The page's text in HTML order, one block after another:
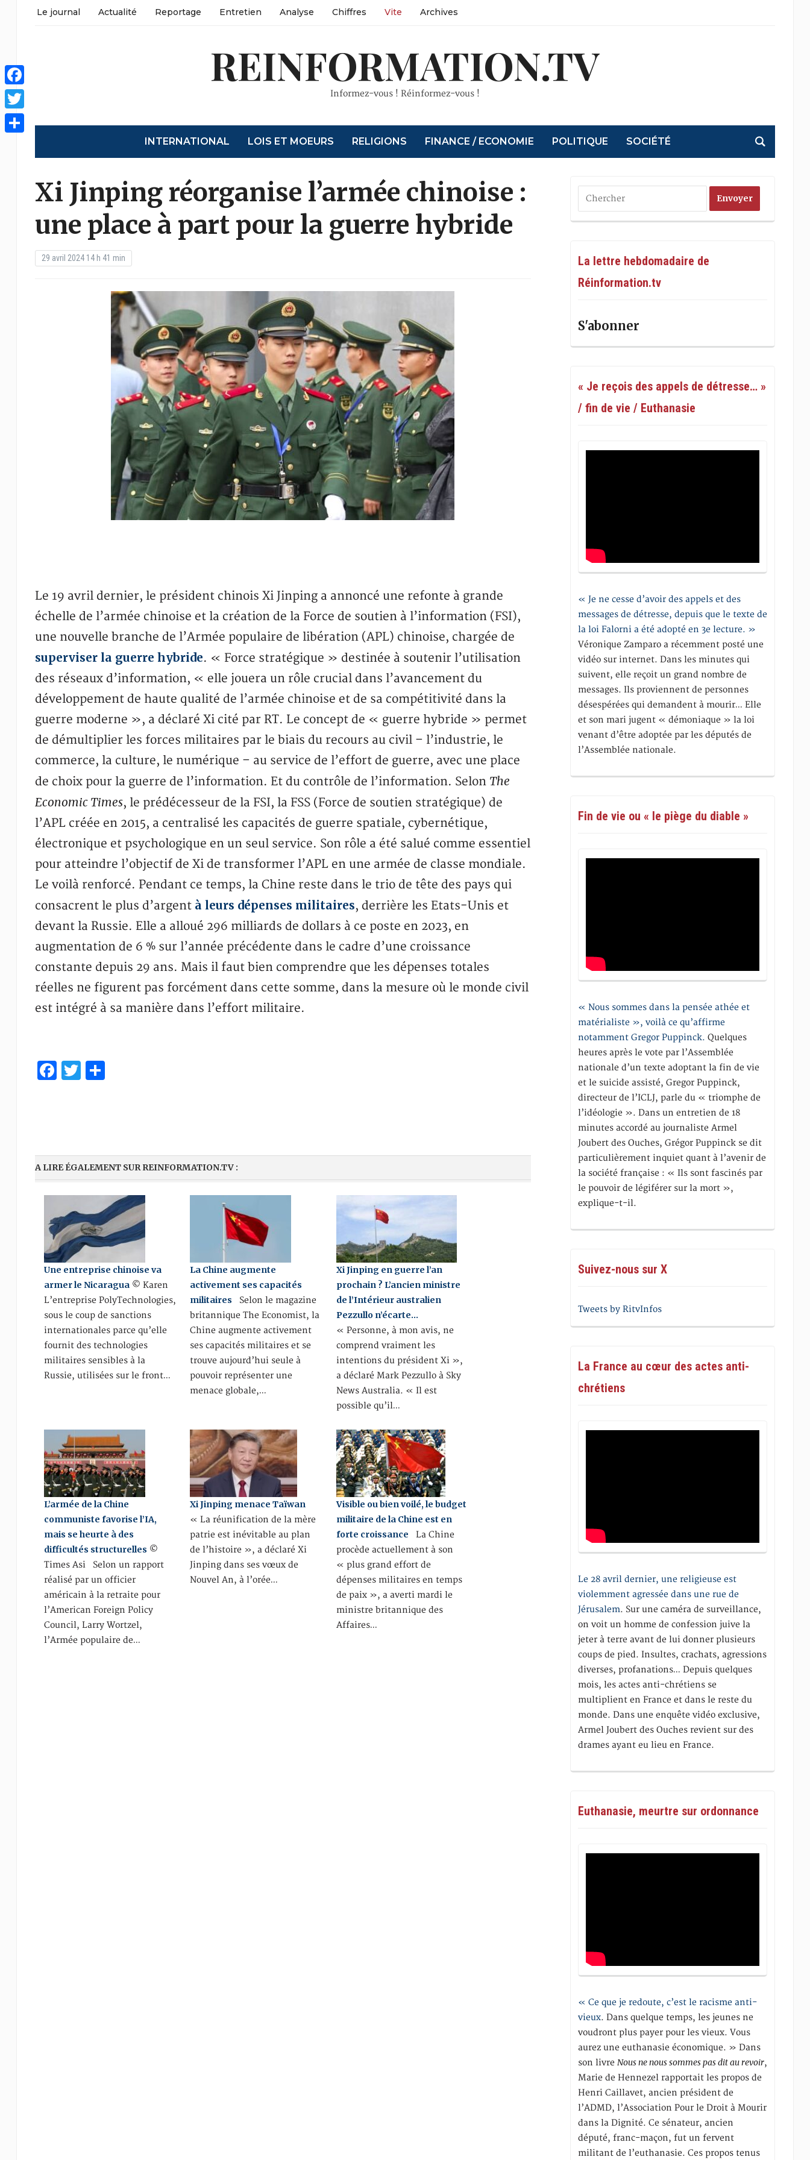
Le journal Actualité Reportage Entretien Analyse Chiffres Vite Archives
REINFORMATION.TV
Informez-vous ! Réinformez-vous !
INTERNATIONAL LOIS ET MOEURS RELIGIONS FINANCE / ECONOMIE POLITIQUE SOCIÉTÉ
Xi Jinping réorganise l’armée chinoise :
une place à part pour la guerre hybride
29 avril 2024 14 h 41 min
Le 19 avril dernier, le président chinois Xi Jinping a annoncé une refonte à grande
échelle de l’armée chinoise et la création de la Force de soutien à l’information (FSI),
une nouvelle branche de l’Armée populaire de libération (APL) chinoise, chargée de
superviser la guerre hybride. « Force stratégique » destinée à soutenir l’utilisation
des réseaux d’information, « elle jouera un rôle crucial dans l’avancement du
développement de haute qualité de l’armée chinoise et de sa compétitivité dans la
guerre moderne », a déclaré Xi cité par RT. Le concept de « guerre hybride » permet
de démultiplier les forces militaires par le biais du recours au civil – l’industrie, le
commerce, la culture, le numérique – au service de l’effort de guerre, avec une place
de choix pour la guerre de l’information. Et du contrôle de l’information. Selon The
Economic Times, le prédécesseur de la FSI, la FSS (Force de soutien stratégique) de
l’APL créée en 2015, a centralisé les capacités de guerre spatiale, cybernétique,
électronique et psychologique en un seul service. Son rôle a été salué comme essentiel
pour atteindre l’objectif de Xi de transformer l’APL en une armée de classe mondiale.
Le voilà renforcé. Pendant ce temps, la Chine reste dans le trio de tête des pays qui
consacrent le plus d’argent à leurs dépenses militaires, derrière les Etats-Unis et
devant la Russie. Elle a alloué 296 milliards de dollars à ce poste en 2023, en
augmentation de 6 % sur l’année précédente dans le cadre d’une croissance
constante depuis 29 ans. Mais il faut bien comprendre que les dépenses totales
réelles ne figurent pas forcément dans cette somme, dans la mesure où le monde civil
est intégré à sa manière dans l’effort militaire.
Facebook
Twitter
Share
A LIRE ÉGALEMENT SUR REINFORMATION.TV :
Une entreprise chinoise va
armer le Nicaragua© Karen
L’entreprise PolyTechnologies,
sous le coup de sanctions
internationales parce qu’elle
fournit des technologies
militaires sensibles à la
Russie, utilisées sur le front…
La Chine augmente
activement ses capacités
militaires Selon le magazine
britannique The Economist, la
Chine augmente activement
ses capacités militaires et se
trouve aujourd’hui seule à
pouvoir représenter une
menace globale,…
Xi Jinping en guerre l’an
prochain ? L’ancien ministre
de l’Intérieur australien
Pezzullo n’écarte…
« Personne, à mon avis, ne
comprend vraiment les
intentions du président Xi »,
a déclaré Mark Pezzullo à Sky
News Australia. « Il est
possible qu’il…
L’armée de la Chine
communiste favorise l’IA,
mais se heurte à des
difficultés structurelles ©
Times Asi Selon un rapport
réalisé par un officier
américain à la retraite pour
l’American Foreign Policy
Council, Larry Wortzel,
l’Armée populaire de…
Xi Jinping menace Taïwan
« La réunification de la mère
patrie est inévitable au plan
de l’histoire », a déclaré Xi
Jinping dans ses vœux de
Nouvel An, à l’orée…
Visible ou bien voilé, le budget
militaire de la Chine est en
forte croissance La Chine
procède actuellement à son
« plus grand effort de
dépenses militaires en temps
de paix », a averti mardi le
ministre britannique des
Affaires…
La lettre hebdomadaire de
Réinformation.tv
S'abonner
« Je reçois des appels de détresse… »
/ fin de vie / Euthanasie
« Je ne cesse d’avoir des appels et des
messages de détresse, depuis que le texte de
la loi Falorni a été adopté en 3e lecture. »
Véronique Zamparo a récemment posté une
vidéo sur internet. Dans les minutes qui
suivent, elle reçoit un grand nombre de
messages. Ils proviennent de personnes
désespérées qui demandent à mourir… Elle
et son mari jugent « démoniaque » la loi
venant d’être adoptée par les députés de
l’Assemblée nationale.
Fin de vie ou « le piège du diable »
« Nous sommes dans la pensée athée et
matérialiste », voilà ce qu’affirme
notamment Gregor Puppinck. Quelques
heures après le vote par l’Assemblée
nationale d’un texte adoptant la fin de vie
et le suicide assisté, Gregor Puppinck,
directeur de l’ICLJ, parle du « triomphe de
l’idéologie ». Dans un entretien de 18
minutes accordé au journaliste Armel
Joubert des Ouches, Grégor Puppinck se dit
particulièrement inquiet quant à l’avenir de
la société française : « Ils sont fascinés par
le pouvoir de légiférer sur la mort »,
explique-t-il.
Suivez-nous sur X
Tweets by RitvInfos
La France au cœur des actes anti-
chrétiens
Le 28 avril dernier, une religieuse est
violemment agressée dans une rue de
Jérusalem. Sur une caméra de surveillance,
on voit un homme de confession juive la
jeter à terre avant de lui donner plusieurs
coups de pied. Insultes, crachats, agressions
diverses, profanations… Depuis quelques
mois, les actes anti-chrétiens se
multiplient en France et dans le reste du
monde. Dans une enquête vidéo exclusive,
Armel Joubert des Ouches revient sur des
drames ayant eu lieu en France.
Euthanasie, meurtre sur ordonnance
« Ce que je redoute, c’est le racisme anti-
vieux. Dans quelque temps, les jeunes ne
voudront plus payer pour les vieux. Vous
aurez une euthanasie économique. » Dans
son livreNous ne nous sommes pas dit au revoir,
Marie de Hennezel rapportait les propos de
Henri Caillavet, ancien président de
l’ADMD, l’Association Pour le Droit à Mourir
dans la Dignité. Ce sénateur, ancien
député, franc-maçon, fut un fervent
militant de l’euthanasie. Ces propos tenus
Facebook
Twitter